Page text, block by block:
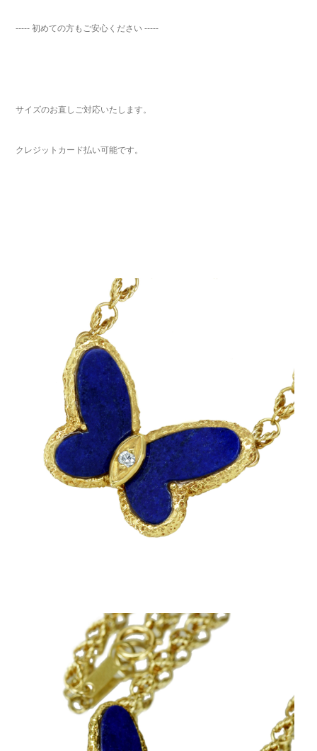
----- 初めての方もご安心ください -----
サイズのお直しご対応いたします。
クレジットカード払い可能です。